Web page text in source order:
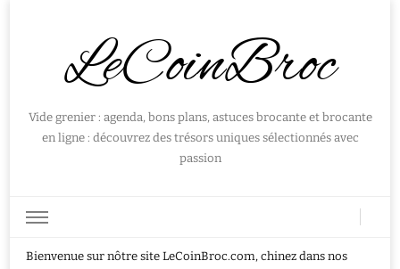
LeCoinBroc
Vide grenier : agenda, bons plans, astuces brocante et brocante
en ligne : découvrez des trésors uniques sélectionnés avec
passion
Bienvenue sur nôtre site LeCoinBroc.com, chinez dans nos